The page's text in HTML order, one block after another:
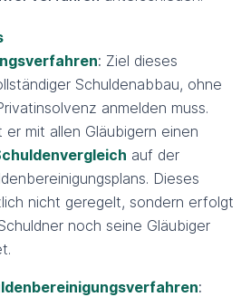
: Ziel dieses
Schuldenabbau, ohne
anmelden muss.
mit allen Gläubigern einen
auf der
Dieses
nicht geregelt, sondern erfolgt
noch seine Gläubiger
: